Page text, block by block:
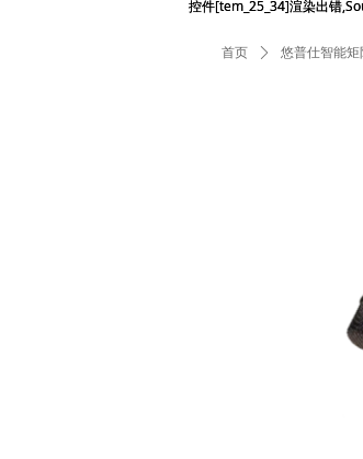
首页 ꄲ 悠普仕智能
控件[tem_25_34]渲染出错
控件[tem_25_34]渲染出错